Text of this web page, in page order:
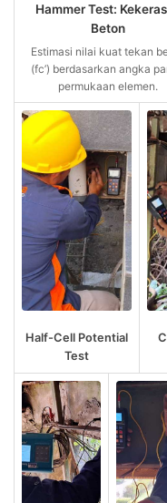
Hammer Test:
Beton
Estimasi nilai kuat tekan
(fc’) berdasarkan angka
permukaan elemen.
Half-Cell Potential
Test